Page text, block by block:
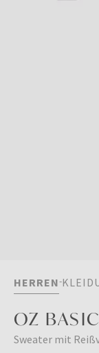
HERREN
OZ BASIC
Sweater mit